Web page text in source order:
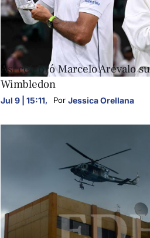
FOTOGALERÍAS
Así celebró Marcelo Arévalo
Wimbledon
Jul 9 | 15:11, Por Jessica Orellana